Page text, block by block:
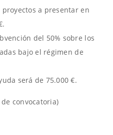
a presentar en
del 50% sobre los
bajo el régimen de
será de 75.000 €.
convocatoria)